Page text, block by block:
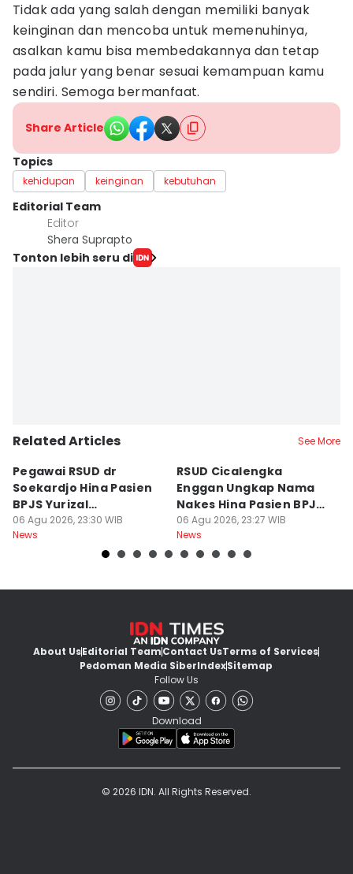
Tidak ada yang salah dengan memiliki banyak
keinginan dan mencoba untuk memenuhinya,
asalkan kamu bisa membedakannya dan tetap
pada jalur yang benar sesuai kemampuan kamu
sendiri. Semoga bermanfaat.
Share Article
Topics
kehidupan keinginan kebutuhan
Editorial Team
Editor
Shera Suprapto
Tonton lebih seru di
Related Articles See More
Pegawai RSUD dr
Soekardjo Hina Pasien
BPJS Yurizal
Mengundurkan Diri
06 Agu 2026, 23:30 WIB
News
RSUD Cicalengka
Enggan Ungkap Nama
Nakes Hina Pasien BPJS
Yurizal
06 Agu 2026, 23:27 WIB
News
About UsEditorial TeamContact UsTerms of Services
Pedoman Media SiberIndexSitemap
Follow Us
Download
© 2026 IDN. All Rights Reserved.